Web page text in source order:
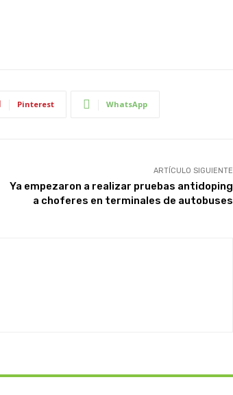
Pinterest WhatsApp
ARTÍCULO SIGUIENTE
Ya empezaron a realizar pruebas antidoping
a choferes en terminales de autobuses